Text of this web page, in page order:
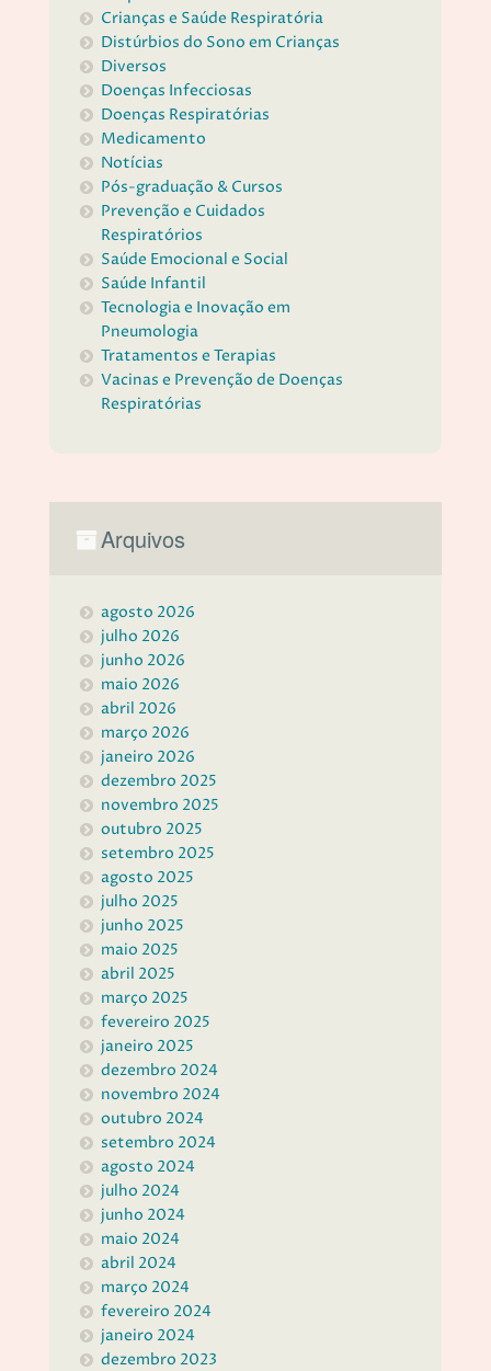
Crianças e Saúde Respiratória
Distúrbios do Sono em Crianças
Diversos
Doenças Infecciosas
Doenças Respiratórias
Medicamento
Notícias
Pós-graduação & Cursos
Prevenção e Cuidados
Respiratórios
Saúde Emocional e Social
Saúde Infantil
Tecnologia e Inovação em
Pneumologia
Tratamentos e Terapias
Vacinas e Prevenção de Doenças
Respiratórias
Arquivos
agosto 2026
julho 2026
junho 2026
maio 2026
abril 2026
março 2026
janeiro 2026
dezembro 2025
novembro 2025
outubro 2025
setembro 2025
agosto 2025
julho 2025
junho 2025
maio 2025
abril 2025
março 2025
fevereiro 2025
janeiro 2025
dezembro 2024
novembro 2024
outubro 2024
setembro 2024
agosto 2024
julho 2024
junho 2024
maio 2024
abril 2024
março 2024
fevereiro 2024
janeiro 2024
dezembro 2023